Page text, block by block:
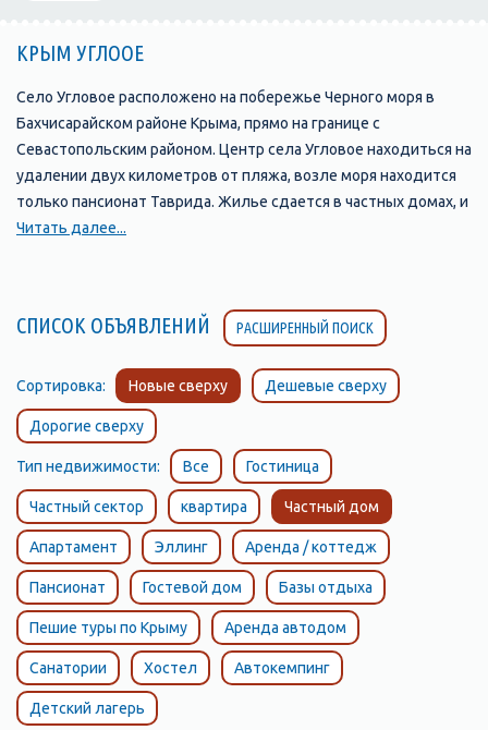
КРЫМ УГЛООЕ
Село Угловое расположено на побережье Черного моря в
Бахчисарайском районе Крыма, прямо на границе с
Севастопольским районом. Центр села Угловое находиться на
удалении двух километров от пляжа, возле моря находится
только пансионат Таврида. Жилье сдается в частных домах, и
мини гостиницах. угловое пляж Пляж в Угловом длинный и
очень удобно для купания детей. В поселке Угловое морская
вода прогревается быстрее, чем на южном берегу Крыма.
способствуют лечению и профилактике органов дыхания и
ЛОР. В центре пляжа работает пункт проката катамаранов,
отсюда же организуют и катание на банане.
Читать далее...
СПИСОК ОБЪЯВЛЕНИЙ РАСШИРЕННЫЙ ПОИСК
Сортировка: Новые сверху Дешевые сверху
Дорогие сверху
Тип недвижимости: Все Гостиница
Частный сектор квартира Частный дом
Апартамент Эллинг Аренда / коттедж
Пансионат Гостевой дом Базы отдыха
Пешие туры по Крыму Аренда автодом
Санатории Хостел Автокемпинг
Детский лагерь